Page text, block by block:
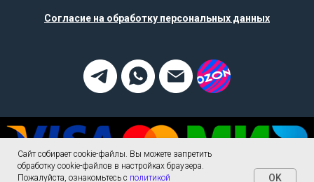
Согласие на обработку персональных данных
Сайт собирает cookie-файлы. Вы можете запретить
обработку cookie-файлов в настройках браузера.
Пожалуйста, ознакомьтесь с политикой OK